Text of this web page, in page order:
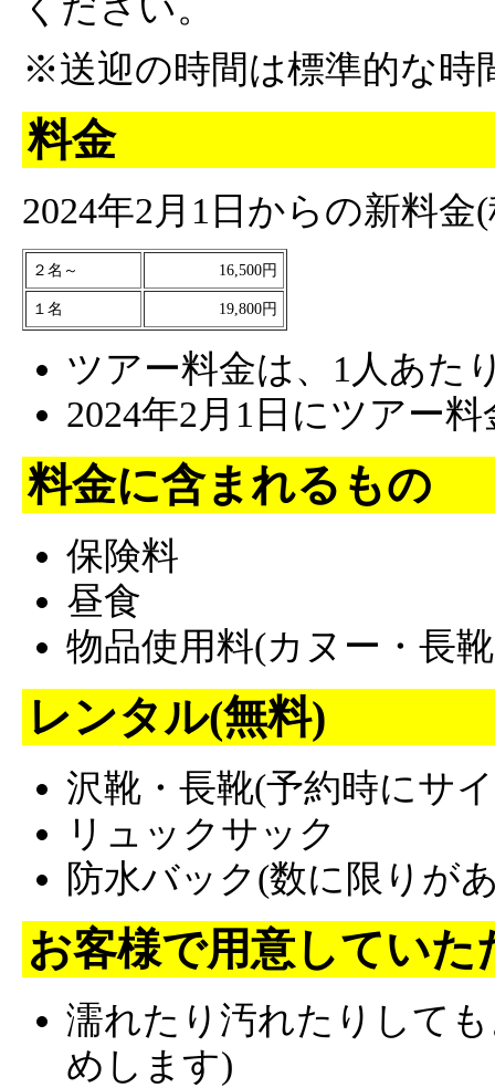
ください。
※送迎の時間は標準的な時
料金
2024年2月1日からの新料金
２名～ 16,500円
１名 19,800円
ツアー料金は、1人あた
2024年2月1日にツアー
料金に含まれるもの
保険料
昼食
物品使用料(カヌー・長
レンタル(無料)
沢靴・長靴(予約時にサ
リュックサック
防水バック(数に限りが
お客様で用意していた
濡れたり汚れたりして
めします)